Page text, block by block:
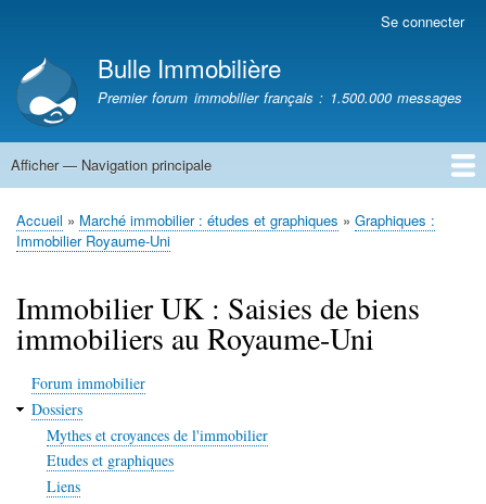
contenu
principal
compte
de
l'utilisateur
Se connecter
Bulle Immobilière
Premier forum immobilier français : 1.500.000 messages
Navigation
Afficher — Navigation principale
Accueil
Fil
Accueil Marché immobilier : études et graphiques
Graphiques :
Immobilier Royaume-Uni
Immobilier UK : Saisies de biens
immobiliers au Royaume-Uni
Forum immobilier
Dossiers
Mythes et croyances de l'immobilier
Etudes et graphiques
Liens